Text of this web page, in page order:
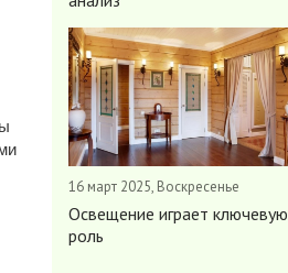
16 март 2025, Воскресенье
Освещение играет ключевую
роль